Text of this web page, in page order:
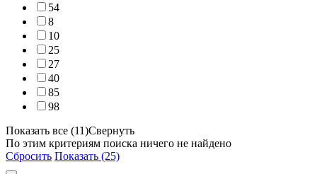
54
8
10
25
27
40
85
98
Показать все (11)Свернуть
По этим критериям поиска ничего не найдено
Сбросить Показать (25)